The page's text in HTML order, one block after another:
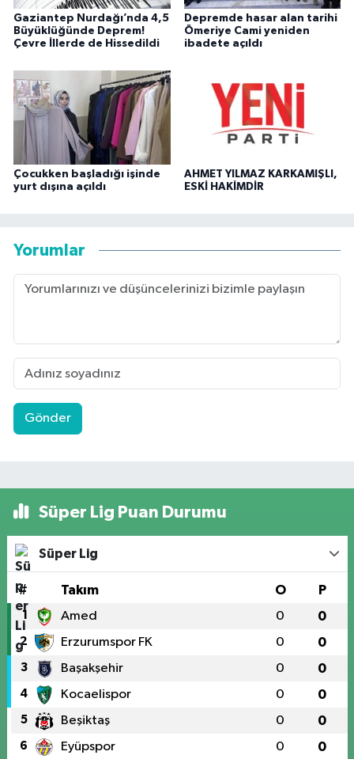
Gaziantep Nurdağı’nda 4,5
Büyüklüğünde Deprem!
Çevre İllerde de Hissedildi
Depremde hasar alan tarihi
Ömeriye Cami yeniden
ibadete açıldı
Çocukken başladığı işinde
yurt dışına açıldı
AHMET YILMAZ KARKAMIŞLI,
ESKİ HAKİMDİR
Yorumlar
Gönder
Süper Lig Puan Durumu
Süper Lig
# Takım O P
1 Amed 0 0
2 Erzurumspor FK 0 0
3 Başakşehir 0 0
4 Kocaelispor 0 0
5 Beşiktaş 0 0
6 Eyüpspor 0 0